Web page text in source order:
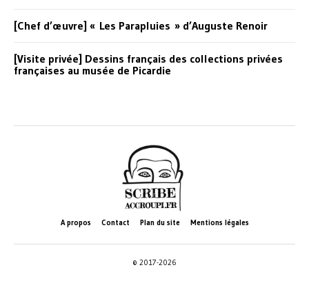
[Chef d’œuvre] « Les Parapluies » d’Auguste Renoir
[Visite privée] Dessins français des collections privées
françaises au musée de Picardie
A propos Contact Plan du site Mentions légales
© 2017-2026